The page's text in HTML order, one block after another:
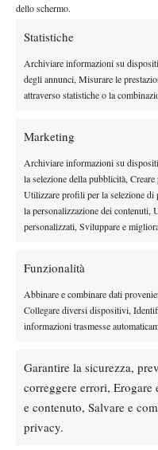
dello schermo.
Statistiche
Archiviare informazioni su
degli annunci, Misurare le
attraverso statistiche o la
Marketing
Archiviare informazioni su
la selezione della pubblicità,
Utilizzare profili per la selezione di
la personalizzazione dei
personalizzati, Sviluppare e
Funzionalità
Abbinare e combinare dati
Collegare diversi dispositivi,
informazioni trasmesse
Garantire la sicurezza,
correggere errori, Erogare
e contenuto, Salvare e
privacy.
riprenderà prima delle
AGGIORNAMENTO
ripresa del gioco, ma le
AGGIORNAMENTO 16.26
tutto.
AGGIORNAMENTO
Sinner, intanto continua a
AGGIORNAMENTO
AGGIORNAMENTO 16.13
spogliatoi.
AGGIORNAMENTO
match tra Sinner e
AGGIORNAMENTO
stadio per ripararsi dalla
con l’ombrello.